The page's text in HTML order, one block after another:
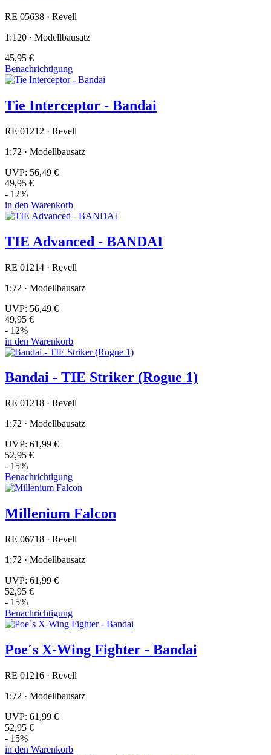
RE 05638 · Revell
1:120 · Modellbausatz
45,95 €
Benachrichtigung
Tie Interceptor - Bandai
RE 01212 · Revell
1:72 · Modellbausatz
UVP: 56,49 €
49,95 €
- 12%
in den Warenkorb
TIE Advanced - BANDAI
RE 01214 · Revell
1:72 · Modellbausatz
UVP: 56,49 €
49,95 €
- 12%
in den Warenkorb
Bandai - TIE Striker (Rogue 1)
RE 01218 · Revell
1:72 · Modellbausatz
UVP: 61,99 €
52,95 €
- 15%
Benachrichtigung
Millenium Falcon
RE 06718 · Revell
1:72 · Modellbausatz
UVP: 61,99 €
52,95 €
- 15%
Benachrichtigung
Poe´s X-Wing Fighter - Bandai
RE 01216 · Revell
1:72 · Modellbausatz
UVP: 61,99 €
52,95 €
- 15%
in den Warenkorb